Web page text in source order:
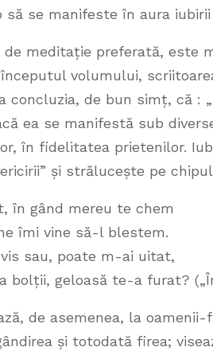
să se manifeste în aura
de meditație preferată, este
volumului,
concluzia, de bun simț, că :
ea se manifestă sub
în fidelitatea prietenilor.
și strălucește pe
în gând mereu te chem
îmi vine să-l blestem.
sau, poate m-ai uitat,
bolții, geloasă te-a furat?
de asemenea, la
și totodată firea;